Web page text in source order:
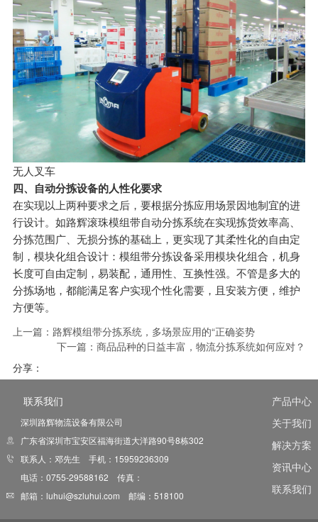
无人叉车
四、 自动分拣设备的人性化要求
在实现以上两种要求之后，要根据分拣应用场景因地制宜的进
行设计。如路辉滚珠模组带自动分拣系统在实现拣货效率高、
分拣范围广、无损分拣的基础上，更实现了其柔性化的自由定
制，模块化组合设计：模组带分拣设备采用模块化组合，机身
长度可自由定制，易装配，通用性、互换性强。不管是多大的
分拣场地，都能满足客户实现个性化需要，且安装方便，维护
方便等。
上一篇： 路辉模组带分拣系统，多场景应用的“正确姿势
下一篇：商品品种的日益丰富，物流分拣系统如何应对？
分享：
联系我们
深圳路辉物流设备有限公司
广东省深圳市宝安区福海街道大洋路90号8栋302
联系人：邓先生 手机：15959236309
电话：0755-29588162 传真：
邮箱：luhui@szluhui.com 邮编：518100
产品中心
关于我们
解决方案
资讯中心
联系我们